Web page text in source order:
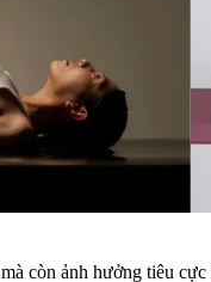
còn ảnh hưởng tiêu